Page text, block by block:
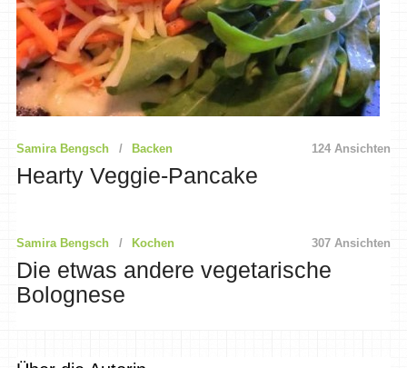
Samira Bengsch Backen 124 Ansichten
Hearty Veggie-Pancake
Samira Bengsch Kochen 307 Ansichten
Die etwas andere vegetarische
Bolognese